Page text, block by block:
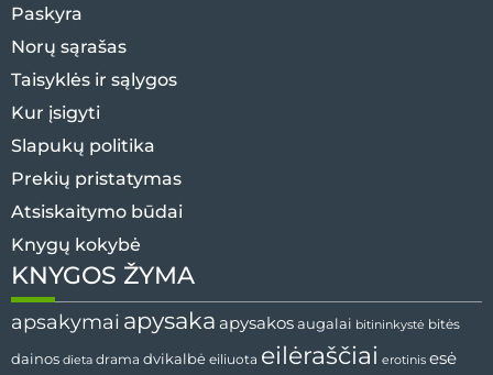
Paskyra
Norų sąrašas
Taisyklės ir sąlygos
Kur įsigyti
Slapukų politika
Prekių pristatymas
Atsiskaitymo būdai
Knygų kokybė
KNYGOS ŽYMA
apsakymai apysaka apysakos augalai bitininkystė bitės
dainos dieta drama dvikalbė eiliuota eilėraščiai erotinis esė